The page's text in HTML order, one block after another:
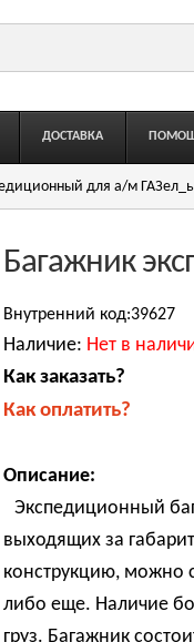
ДОСТАВКА
для а/м
Багажник
Внутренний код:39627
Наличие: Нет в
Как заказать?
Как оплатить?
Описание:
Экспедиционный
выходящих за
конструкцию, можно
либо еще. Наличие
груз. Багажник